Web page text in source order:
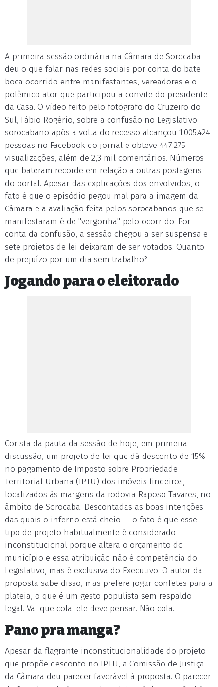
A primeira sessão ordinária na Câmara de Sorocaba
deu o que falar nas redes sociais por conta do bate-
boca ocorrido entre manifestantes, vereadores e o
polêmico ator que participou a convite do presidente
da Casa. O vídeo feito pelo fotógrafo do Cruzeiro do
Sul, Fábio Rogério, sobre a confusão no Legislativo
sorocabano após a volta do recesso alcançou 1.005.424
pessoas no Facebook do jornal e obteve 447.275
visualizações, além de 2,3 mil comentários. Números
que bateram recorde em relação a outras postagens
do portal. Apesar das explicações dos envolvidos, o
fato é que o episódio pegou mal para a imagem da
Câmara e a avaliação feita pelos sorocabanos que se
manifestaram é de "vergonha" pelo ocorrido. Por
conta da confusão, a sessão chegou a ser suspensa e
sete projetos de lei deixaram de ser votados. Quanto
de prejuízo por um dia sem trabalho?
Jogando para o eleitorado
Consta da pauta da sessão de hoje, em primeira
discussão, um projeto de lei que dá desconto de 15%
no pagamento de Imposto sobre Propriedade
Territorial Urbana (IPTU) dos imóveis lindeiros,
localizados às margens da rodovia Raposo Tavares, no
âmbito de Sorocaba. Descontadas as boas intenções --
das quais o inferno está cheio -- o fato é que esse
tipo de projeto habitualmente é considerado
inconstitucional porque altera o orçamento do
município e essa atribuição não é competência do
Legislativo, mas é exclusiva do Executivo. O autor da
proposta sabe disso, mas prefere jogar confetes para a
plateia, o que é um gesto populista sem respaldo
legal. Vai que cola, ele deve pensar. Não cola.
Pano pra manga?
Apesar da flagrante inconstitucionalidade do projeto
que propõe desconto no IPTU, a Comissão de Justiça
da Câmara deu parecer favorável à proposta. O parecer